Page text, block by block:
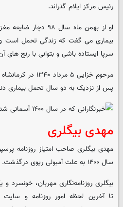
رئیس مرکز ایلام گذراند.
او از بهمن ماه سال
بیماری می گفت که زندگی تحمل است و
سرپا ایستاده باشی و بتوانی با رنج های
مرحوم خزایی ۵
پس از نزدیک به دو سال تحمل بیماری
مهدی بیگلری
مهدی بیگلری صاحب امتیاز روزنامه
سال ۱۴۰۰ به علت آمبولی ریوی درگذشت.
بیگلری روزنامه‌نگاری مهربان، خونسرد
تا آخرین لحظه امور روزنامه و